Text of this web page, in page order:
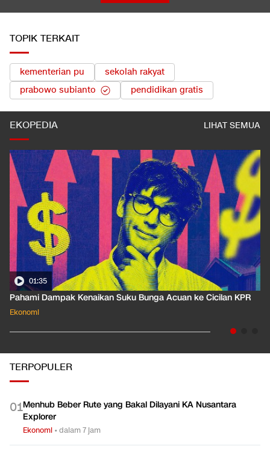
TOPIK TERKAIT
kementerian pu
sekolah rakyat
prabowo subianto
pendidikan gratis
EKOPEDIA LIHAT SEMUA
01:35
Pahami Dampak Kenaikan Suku Bunga Acuan ke Cicilan KPR
Ekonomi
TERPOPULER
01Menhub Beber Rute yang Bakal Dilayani KA Nusantara
Explorer
Ekonomi •dalam 7 jam